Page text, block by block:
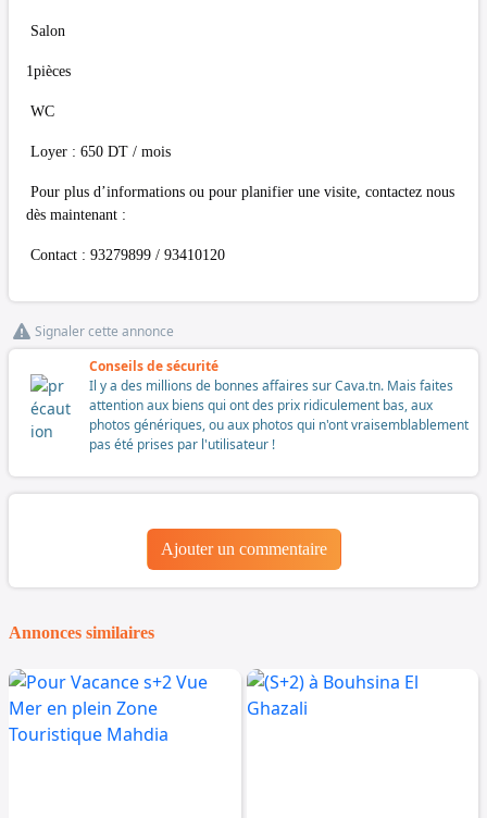
Salon
1pièces
WC
Loyer : 650 DT / mois
Pour plus d’informations ou pour planifier une visite, contactez nous
dès maintenant :
Contact : 93279899 / 93410120
Signaler cette annonce
Conseils de sécurité
Il y a des millions de bonnes affaires sur Cava.tn. Mais faites
attention aux biens qui ont des prix ridiculement bas, aux
photos génériques, ou aux photos qui n'ont vraisemblablement
pas été prises par l'utilisateur !
Ajouter un commentaire
Annonces similaires